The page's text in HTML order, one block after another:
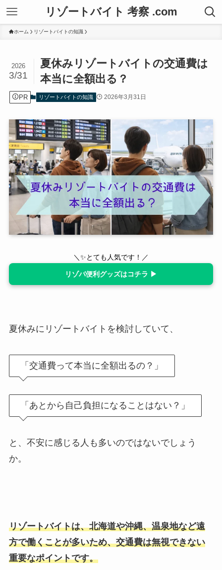
リゾートバイト 考察 .com
ホーム リゾートバイトの知識
夏休みリゾートバイトの交通費は
本当に全額出る？
2026
3/31
PR リゾートバイトの知識 2026年3月31日
＼✨とても人気です！／
リゾバ便利グッズはコチラ ▶
夏休みにリゾートバイトを検討していて、
「交通費って本当に全額出るの？」
「あとから自己負担になることはない？」
と、不安に感じる人も多いのではないでしょう
か。
リゾートバイトは、北海道や沖縄、温泉地など遠
方で働くことが多いため、交通費は無視できない
重要なポイントです。